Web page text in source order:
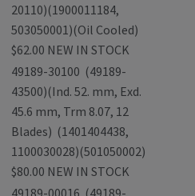
20110)(1900011184,
503050001)(Oil Cooled)
$62.00 NEW IN STOCK
49189-30100 (49189-
43500)(Ind. 52. mm, Exd.
45.6 mm, Trm 8.07, 12
Blades) (1401404438,
1100030028)(501050002)
$80.00 NEW IN STOCK
49189-00016 (49189-